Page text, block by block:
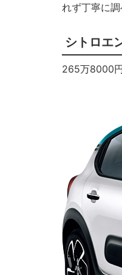
れず丁寧に
シトロエ
265万8000